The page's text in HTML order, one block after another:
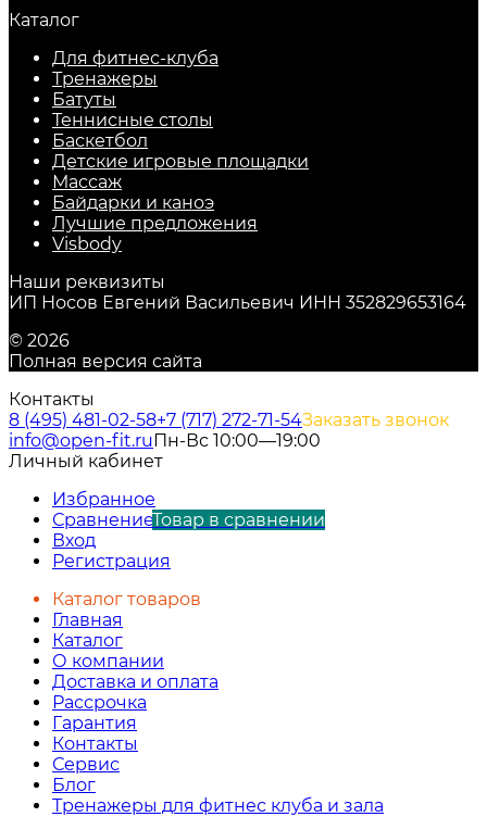
Каталог
Для фитнес-клуба
Тренажеры
Батуты
Теннисные столы
Баскетбол
Детские игровые площадки
Массаж
Байдарки и каноэ
Лучшие предложения
Visbody
Наши реквизиты
ИП Носов Евгений Васильевич ИНН 352829653164
© 2026
Полная версия сайта
Контакты
8 (495) 481-02-58+7 (717) 272-71-54Заказать звонок
info@open-fit.ruПн-Вс 10:00—19:00
Личный кабинет
Избранное
СравнениеТовар в сравнении
Вход
Регистрация
Каталог товаров
Главная
Каталог
О компании
Доставка и оплата
Рассрочка
Гарантия
Контакты
Сервис
Блог
Тренажеры для фитнес клуба и зала